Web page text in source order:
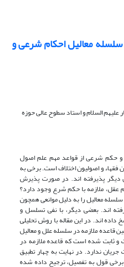
سلسله معالیل احکام شرعی و
علیهم السلام و استاد سطوح عالی حوزه
حکم شرعی از قواعد مهم علم اصول
و اصولیون اختلاف است. برخی به
پذیرفته اند. در صورت پذیرش
عقل، ملازمه با حکم شرع وجود دارد؟
معالیل را به دلیل موانعی همچون
اند. بعضی دیگر، با نفی تسلسل و
داده اند. در این مقاله با روش تحلیلی
قاعده ملازمه در سلسله علل و معالیل
و ثابت شده است که قاعده ملازمه در
ندارد. در نهایت به چهار تطبیق
قول به تفصیل، ترجیح داده شده